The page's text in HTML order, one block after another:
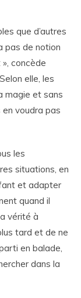
que d’autres
pas de notion
concède
elle, les
magie et sans
en voudra pas
les
situations, en
et adapter
quand il
vérité à
tard et de ne
en balade,
dans la